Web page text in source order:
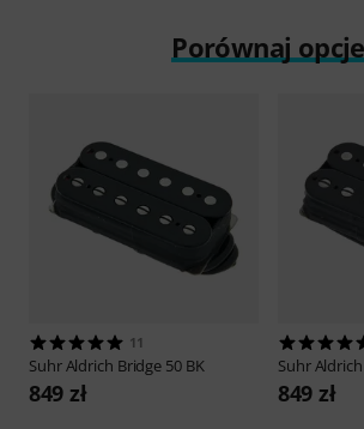
Porównaj opcje
11
SuhrAldrich Bridge 50 BK
849 zł
Suhr
849 zł